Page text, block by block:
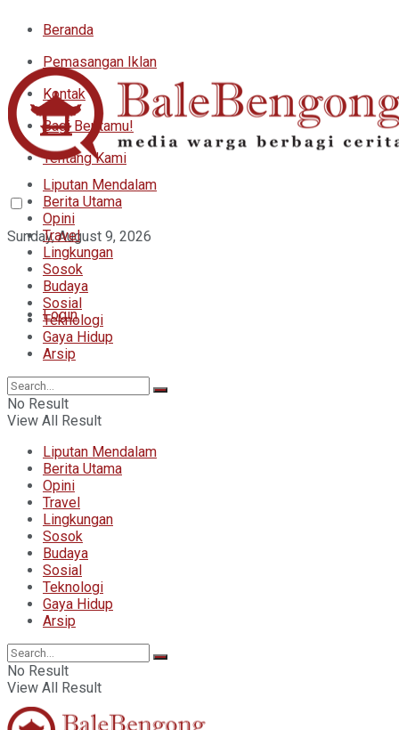
Beranda
Pemasangan Iklan
Kontak
Bagi Beritamu!
Tentang Kami
Sunday, August 9, 2026
Login
Liputan Mendalam
Berita Utama
Opini
Travel
Lingkungan
Sosok
Budaya
Sosial
Teknologi
Gaya Hidup
Arsip
No Result
View All Result
Liputan Mendalam
Berita Utama
Opini
Travel
Lingkungan
Sosok
Budaya
Sosial
Teknologi
Gaya Hidup
Arsip
No Result
View All Result